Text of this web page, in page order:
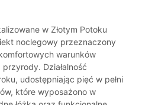
w Złotym Potoku
noclegowy przeznaczony
warunków
Działalność
udostępniając pięć w pełni
które wyposażono w